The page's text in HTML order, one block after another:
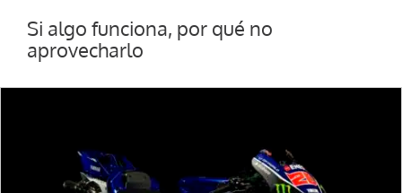
Si algo funciona, por qué no
aprovecharlo